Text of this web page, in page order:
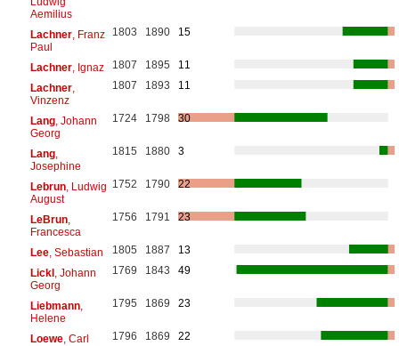
Aemilius
Lachner, Franz
Paul
1803 1890 15
Lachner, Ignaz 1807 1895
11
Lachner,
Vinzenz
1807 1893 11
Lang, Johann
Georg
1724 1798 30
Lang,
Josephine
1815 1880 3
Lebrun, Ludwig
August
1752 1790 22
LeBrun,
Francesca
1756 1791 23
Lee, Sebastian 1805 1887
13
Lickl, Johann
Georg
1769 1843 49
Liebmann,
Helene
1795 1869 23
Loewe, Carl 1796 1869
22